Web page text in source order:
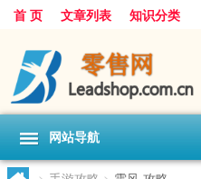
首 页 文章列表 知识分类
网站导航